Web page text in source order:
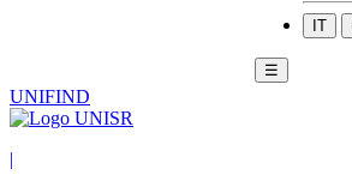
IT
☰
UNIFIND
|